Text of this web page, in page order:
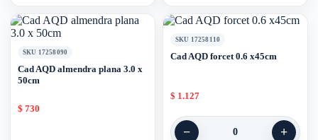
SKU 17258090
Cad AQD almendra plana 3.0 x
50cm
$ 730
SKU 17258110
Cad AQD forcet 0.6 x45cm
$ 1.127
− 0 +